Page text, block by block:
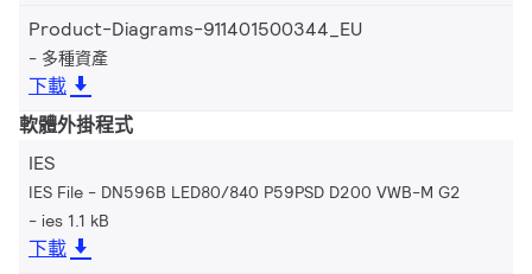
Product-Diagrams-911401500344_EU
多種資產
下載
軟體外掛程式
IES
IES File - DN596B LED80/840 P59PSD D200 VWB-M G2
ies 1.1 kB
下載